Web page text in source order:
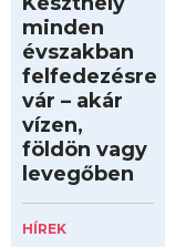
minden
évszakban
felfedezésre
vár – akár
vízen,
földön vagy
levegőben
HÍREK